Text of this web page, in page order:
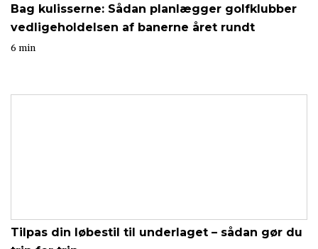
Bag kulisserne: Sådan planlægger golfklubber
vedligeholdelsen af banerne året rundt
6 min
Tilpas din løbestil til underlaget – sådan gør du